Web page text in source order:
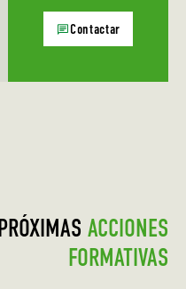
Contactar
PRÓXIMAS ACCIONES
FORMATIVAS